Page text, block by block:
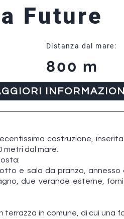
Future
Distanza dal mare:
800 m
costruzione,
metri dal mare.
e sala da pranzo,
due verande esterne,
in comune, di cui una